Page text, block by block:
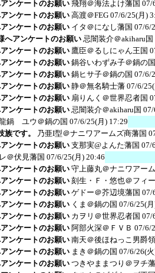
ンケートのお願い 飛翔＠海法よけ藩国 07/
ンケートのお願い 高渡＠FEG 07/6/25(月)
ンケートのお願い イタ＠になし藩国 07/6/
へアンケートのお願い 忌闇装介＠akiharu国
ンケートのお願い 鷹臣＠るしにゃん王国
ンケートのお願い 鍋谷いわずみ子＠鍋の国
ンケートのお願い 鍋ヒサ子＠鍋の国 07/6/
ンケートのお願い 静＠無名騎士藩 07/6/
ンケートのお願い 扇りんく＠世界忍者国
ンケートのお願い 忌闇装介＠akiharu国
鍋 ユウ＠鍋の国 07/6/25(月) 17:29
です。
乃亜I型＠ナニワアームズ商藩国
ンケートのお願い 支那実@よんた藩国 07/
＠伏見藩国 07/6/25(月) 20:46
ンケートのお願い 守上藤丸＠ナニワアー
ンケートのお願い 刻生・Ｆ・悠也＠フィ
ンケートのお願い ゲドー＠芥辺境藩国 07/
ンケートのお願い くま＠鍋の国 07/6/25(
ンケートのお願い カヲリ＠世界忍者国 07/
ンケートのお願い 阿部火深＠ＦＶＢ 07/6/
ンケートのお願い 南天＠後ほねっこ男爵領
ンケートのお願い まき＠鍋の国 07/6/26(
ンケートのお願い つきやままつり＠ヲチ